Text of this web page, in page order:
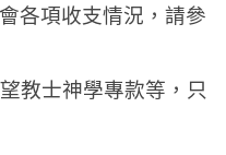
各項收支情況，請參
教士神學專款等，只